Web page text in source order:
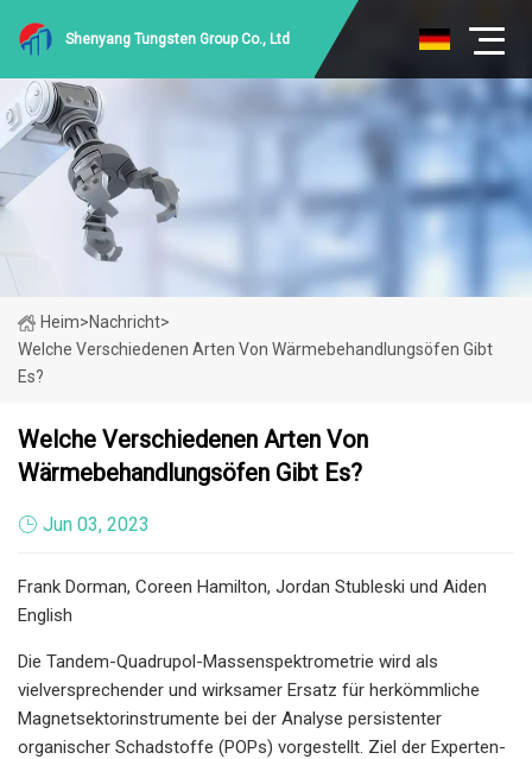
Shenyang Tungsten Group Co., Ltd
Heim>Nachricht>
Welche Verschiedenen Arten Von Wärmebehandlungsöfen Gibt
Es?
Welche Verschiedenen Arten Von
Wärmebehandlungsöfen Gibt Es?
Jun 03, 2023
Frank Dorman, Coreen Hamilton, Jordan Stubleski und Aiden
English
Die Tandem-Quadrupol-Massenspektrometrie wird als
vielversprechender und wirksamer Ersatz für herkömmliche
Magnetsektorinstrumente bei der Analyse persistenter
organischer Schadstoffe (POPs) vorgestellt. Ziel der Experten-